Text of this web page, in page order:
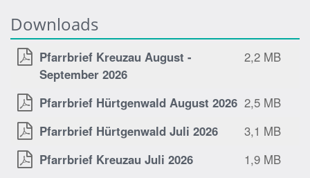
Downloads
Pfarrbrief Kreuzau August -
September 2026
2,2 MB
Pfarrbrief Hürtgenwald August 2026 2,5 MB
Pfarrbrief Hürtgenwald Juli 2026
3,1 MB
Pfarrbrief Kreuzau Juli 2026
1,9 MB